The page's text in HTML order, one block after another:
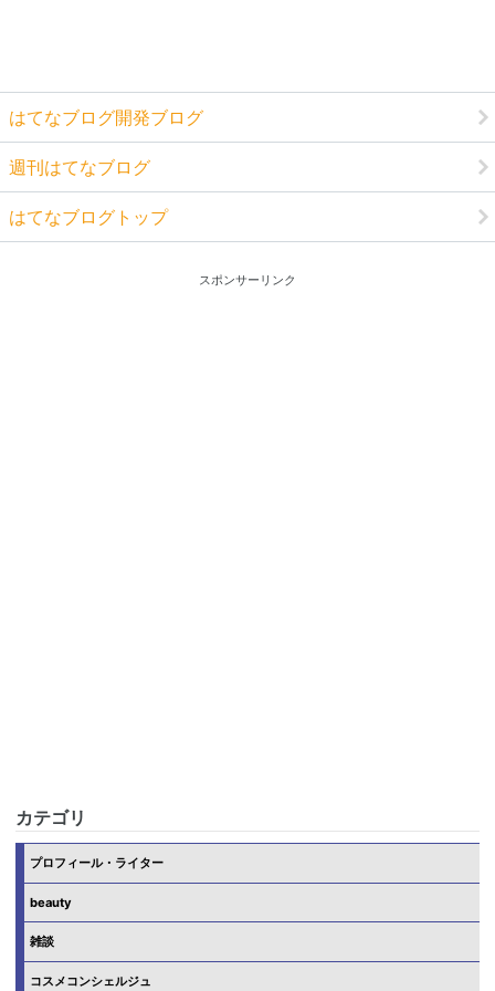
はてなブログ開発ブログ
週刊はてなブログ
はてなブログトップ
スポンサーリンク
カテゴリ
プロフィール・ライター
beauty
雑談
コスメコンシェルジュ